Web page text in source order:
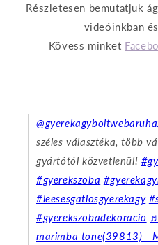
Részletesen bemutatjuk
videóinkban
Kövess minket
széles választéka, több
gyártótól közvetlenül!
#gyerekszoba
#leesesgatlosgyerekagy
#gyerekszobadekoracio
marimba tone(39813) -